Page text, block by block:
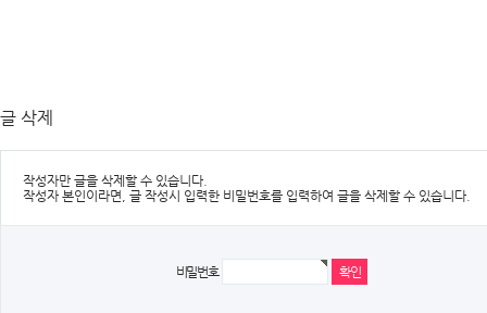
글 삭제
작성자만 글을 삭제할 수 있습니다.
작성자 본인이라면, 글 작성시 입력한 비밀번호를 입력하여 글을 삭제할 수 있습니다.
비밀번호